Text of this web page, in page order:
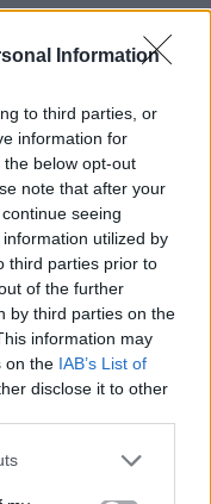
Information
to third parties, or
information for
below opt-out
note that after your
seeing
utilized by
third parties prior to
of the further
by third parties on the
information may
on the IAB’s List of
disclose it to other
πριν τις 21:00
του Ennio
γεγονός των
υπερθέαμα
τελευταίας
ένα setlist που
Φυσικά, το πιο
εμφάνισης ήταν
σκηνή της
έφτασε για
κυκλική«in-
να
του σταδίου.